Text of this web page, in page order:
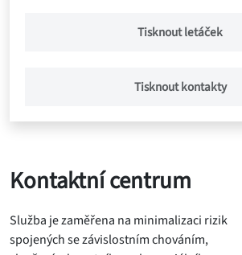
Tisknout letáček
Tisknout kontakty
Kontaktní centrum
Služba je zaměřena na minimalizaci rizik
spojených se závislostním chováním,